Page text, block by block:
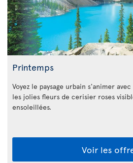
Printemps
Voyez le paysage urbain s'animer
les jolies fleurs de cerisier roses
ensoleillées.
Voir les